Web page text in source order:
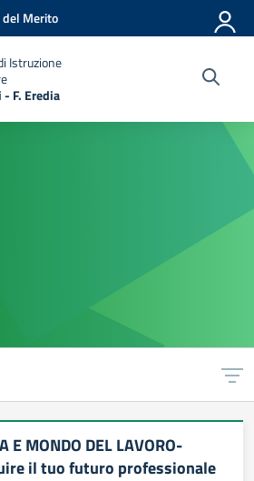
Merito
Istruzione
- F. Eredia
E MONDO DEL LAVORO-
il tuo futuro professionale